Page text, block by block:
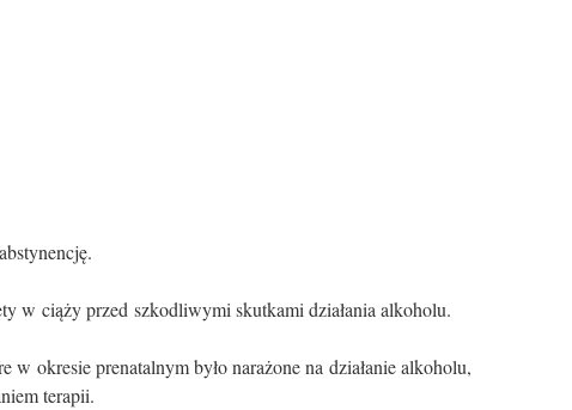
w ciąży przed szkodliwymi skutkami działania alkoholu.
w okresie prenatalnym było narażone na działanie alkoholu,
terapii.